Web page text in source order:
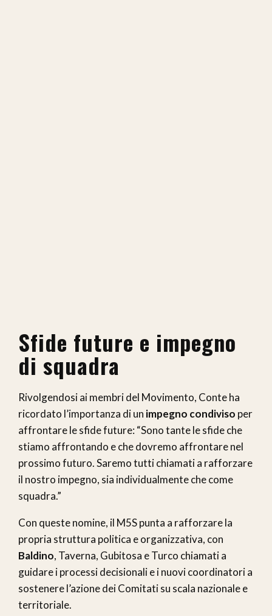
Sfide future e impegno
di squadra
Rivolgendosi ai membri del Movimento, Conte ha
ricordato l’importanza di un impegno condiviso per
affrontare le sfide future: “Sono tante le sfide che
stiamo affrontando e che dovremo affrontare nel
prossimo futuro. Saremo tutti chiamati a rafforzare
il nostro impegno, sia individualmente che come
squadra.”
Con queste nomine, il M5S punta a rafforzare la
propria struttura politica e organizzativa, con
Baldino, Taverna, Gubitosa e Turco chiamati a
guidare i processi decisionali e i nuovi coordinatori a
sostenere l’azione dei Comitati su scala nazionale e
territoriale.